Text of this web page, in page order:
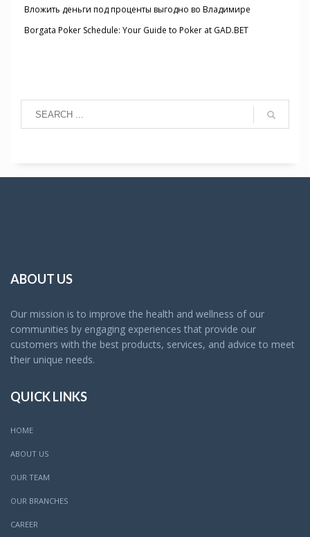
Вложить деньги под проценты выгодно во Владимире
Borgata Poker Schedule: Your Guide to Poker at GAD.BET
ABOUT US
Our mission is to improve the health and wellness of our
communities by engaging experiences that provide our
customers with the best products, services, and advice to meet
their unique needs.
QUICK LINKS
HOME
ABOUT US
OUR TEAM
OUR BRANCHES
CAREER